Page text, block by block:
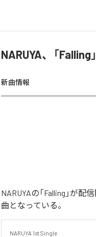
NARUYA、「
新曲情報
NARUYAの「Falling」が
曲となっている。
NARUYA 1st Single